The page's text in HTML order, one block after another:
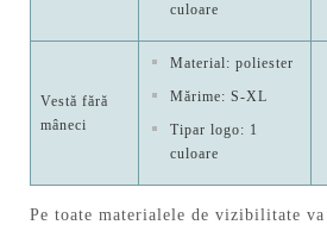
culoare
Vestă fără
mâneci
Material: poliester
Mărime: S-XL
Tipar logo: 1
culoare
Pe toate materialele de vizibilitate